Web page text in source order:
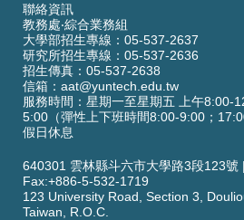
聯絡資訊
教務處‧綜合業務組
大學部招生專線：05-537-2637
研究所招生專線：05-537-2636
招生傳真：05-537-2638
信箱： aat@yuntech.edu.tw
服務時間：星期一至星期五 上午8:00-
5:00（彈性上下班時間8:00-9:00；
假日休息
640301 雲林縣斗六市大學路3段123號 |
Fax:+886-5-532-1719
123 University Road, Section 3,
Taiwan, R.O.C.